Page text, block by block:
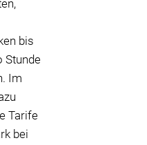
bis
Stunde
Im
Tarife
bei